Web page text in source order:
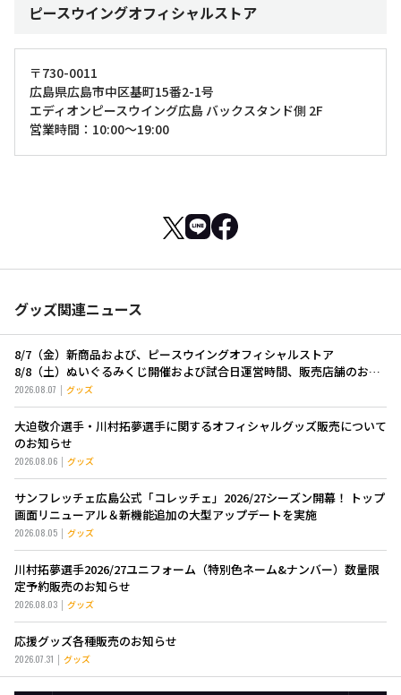
ピースウイングオフィシャルストア
〒730-0011
広島県広島市中区基町15番2-1号
エディオンピースウイング広島 バックスタンド側 2F
営業時間：10:00～19:00
グッズ関連ニュース
8/7（金）新商品および、ピースウイングオフィシャルストア
8/8（土）ぬいぐるみくじ開催および試合日運営時間、販売店舗のお知
らせ
2026.08.07 グッズ
大迫敬介選手・川村拓夢選手に関するオフィシャルグッズ販売について
のお知らせ
2026.08.06 グッズ
サンフレッチェ広島公式「コレッチェ」2026/27シーズン開幕！ トップ
画面リニューアル＆新機能追加の大型アップデートを実施
2026.08.05 グッズ
川村拓夢選手2026/27ユニフォーム（特別色ネーム&ナンバー）数量限
定予約販売のお知らせ
2026.08.03 グッズ
応援グッズ各種販売のお知らせ
2026.07.31 グッズ